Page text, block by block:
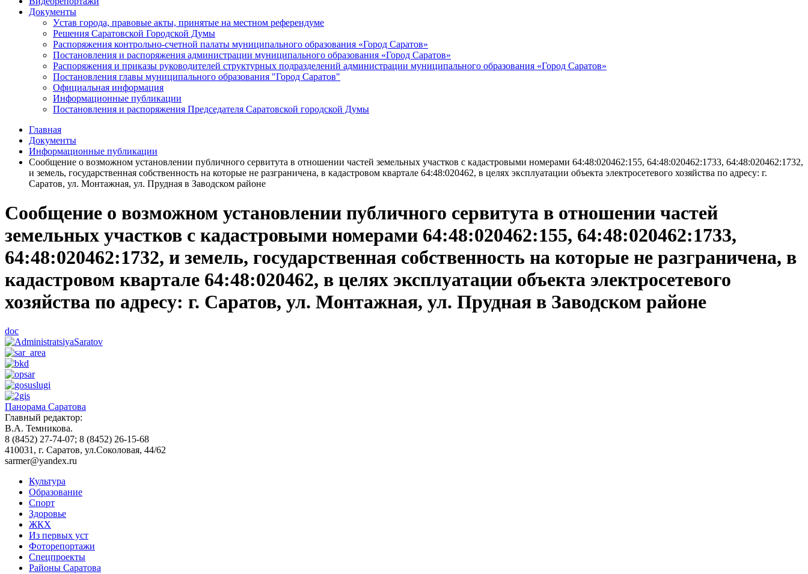
Документы
Уcтав города, правовые акты, принятые на местном референдуме
Решения Саратовской Городской Думы
Распоряжения контрольно-счетной палаты муниципального образования «Город Саратов»
Постановления и распоряжения администрации муниципального образования «Город Саратов»
Распоряжения и приказы руководителей структурных подразделений администрации муниципального образования «Город Саратов»
Постановления главы муниципального образования "Город Саратов"
Официальная информация
Информационные публикации
Постановления и распоряжения Председателя Саратовской городской Думы
Главная
Документы
Информационные публикации
Сообщение о возможном установлении публичного сервитута в отношении частей земельных участков с кадастровыми номерами 64:48:020462:155, 64:48:020462:1733, 64:48:020462:1732,
и земель, государственная собственность на которые не разграничена, в кадастровом квартале 64:48:020462, в целях эксплуатации объекта электросетевого хозяйства по адресу: г.
Саратов, ул. Монтажная, ул. Прудная в Заводском районе
Сообщение о возможном установлении публичного сервитута в отношении частей
земельных участков с кадастровыми номерами 64:48:020462:155, 64:48:020462:1733,
64:48:020462:1732, и земель, государственная собственность на которые не разграничена, в
кадастровом квартале 64:48:020462, в целях эксплуатации объекта электросетевого
хозяйства по адресу: г. Саратов, ул. Монтажная, ул. Прудная в Заводском районе
doc
Панорама Саратова
Главный редактор:
В.А. Темникова.
8 (8452) 27-74-07; 8 (8452) 26-15-68
410031, г. Саратов, ул.Соколовая, 44/62
sarmer@yandex.ru
Культура
Образование
Спорт
Здоровье
ЖКХ
Из пеpвых уст
Фоторепортажи
Спецпроекты
Районы Саратова